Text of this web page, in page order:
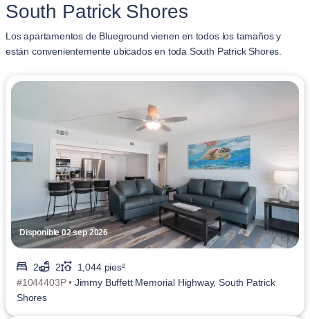
South Patrick Shores
Los apartamentos de Blueground vienen en todos los tamaños y
están convenientemente ubicados en toda South Patrick Shores.
Disponible 02 sep 2026
2 2
1,044 pies²
#1044403P • Jimmy Buffett Memorial Highway, South Patrick
Shores